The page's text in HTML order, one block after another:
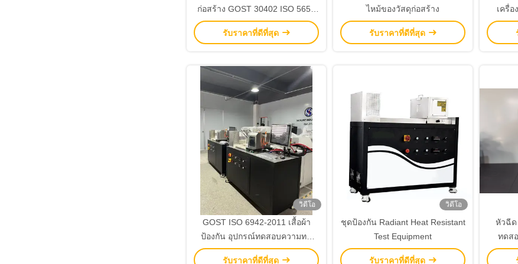
ก่อสร้าง GOST 30402 ISO 5657
เครื่องทดสอบการลามไฟพร้อม
ความเข้มรังสี 10Kw/m2 ~
รับราคาที่ดีที่สุด
ไหม้ของวัสดุก่อสร้าง
รับราคาที่ดีที่สุด
เครื่
10Kw/
และผลิ
วิดีโอ
GOST ISO 6942-2011 เสื้อผ้า
ป้องกัน อุปกรณ์ทดสอบความทน
ความร้อน
รับราคาที่ดีที่สุด
วิดีโอ
ชุดป้องกัน Radiant Heat Resistant
Test Equipment
รับราคาที่ดีที่สุด
หัวฉีด
ทดส